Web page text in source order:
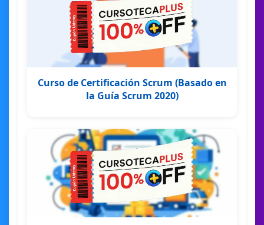
Curso de Certificación Scrum (Basado en
la Guía Scrum 2020)